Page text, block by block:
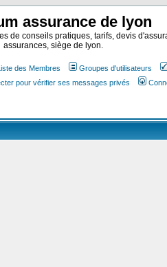
assurance de lyon
de conseils pratiques, tarifs, devis
assurances, siège de lyon.
des Membres Groupes d'utilisateurs
pour vérifier ses messages privés